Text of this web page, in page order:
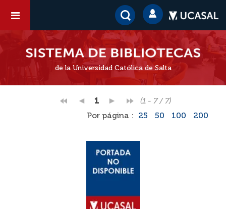
de la Universidad Católica de Salta
1
(1 - 7 / 7)
Por página :
25 50 100 200